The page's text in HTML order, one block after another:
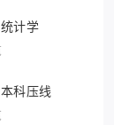
计学
科压线